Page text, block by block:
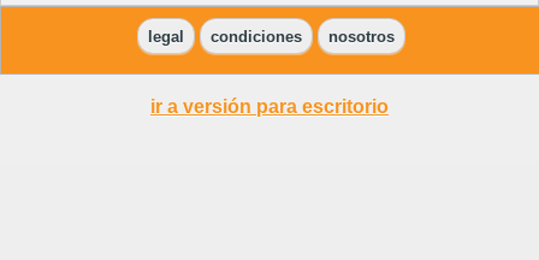
legal condiciones nosotros
ir a versión para escritorio